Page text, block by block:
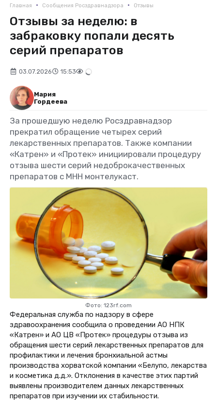
Главная • Сообщения Росздравнадзора • Отзывы
Отзывы за неделю: в
забраковку попали десять
серий препаратов
03.07.2026 15:53
Мария
Гордеева
За прошедшую неделю Росздравнадзор
прекратил обращение четырех серий
лекарственных препаратов. Также компании
«Катрен» и «Протек» инициировали процедуру
отзыва шести серий недоброкачественных
препаратов с МНН монтелукаст.
Фото: 123rf.com
Федеральная служба по надзору в сфере
здравоохранения сообщила о проведении АО НПК
«Катрен» и АО ЦВ «Протек» процедуры отзыва из
обращения шести серий лекарственных препаратов для
профилактики и лечения бронхиальной астмы
производства хорватской компании «Белупо, лекарства
и косметика д.д.». Отклонения в качестве этих партий
выявлены производителем данных лекарственных
препаратов при изучении их стабильности.